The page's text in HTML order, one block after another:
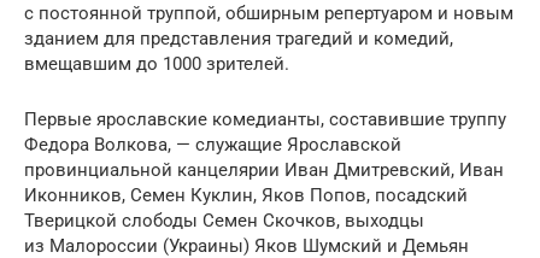
с постоянной труппой, обширным репертуаром и новым
зданием для представления трагедий и комедий,
вмещавшим до 1000 зрителей.
Первые ярославские комедианты, составившие труппу
Федора Волкова, — служащие Ярославской
провинциальной канцелярии Иван Дмитревский, Иван
Иконников, Семен Куклин, Яков Попов, посадский
Тверицкой слободы Семен Скочков, выходцы
из Малороссии (Украины) Яков Шумский и Демьян